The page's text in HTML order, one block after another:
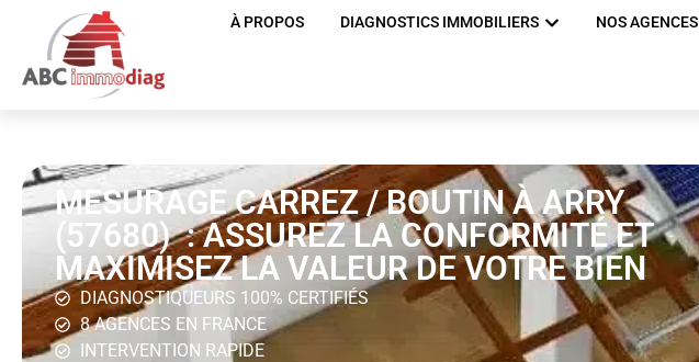
À PROPOS DIAGNOSTICS IMMOBILIERS NOS AGENCES
MESURAGE CARREZ / BOUTIN À ARRY
(57680) : ASSUREZ LA CONFORMITÉ ET
MAXIMISEZ LA VALEUR DE VOTRE BIEN
DIAGNOSTIQUEURS 100% CERTIFIÉS
8 AGENCES EN FRANCE
INTERVENTION RAPIDE